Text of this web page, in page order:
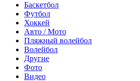
Баскетбол
Футбол
Хоккей
Авто / Мото
Пляжный волейбол
Волейбол
Другие
Фото
Видео